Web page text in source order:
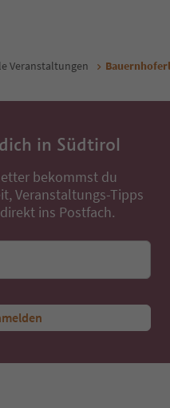
Veranstaltungen
in Südtirol
bekommst du
Veranstaltungs-Tipps
ins Postfach.